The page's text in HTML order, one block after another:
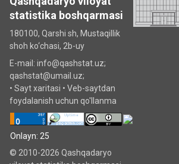
statistika boshqarmasi
180100, Qarshi sh, Mustаqillik
shoh ko‘chаsi, 2b-uy
E-mail: info@qashstat.uz;
qashstat@umail.uz;
• Sayt xaritasi • Veb-saytdan
foydalanish uchun qo'llanma
Onlayn: 25
© 2010-2026 Qashqadaryo